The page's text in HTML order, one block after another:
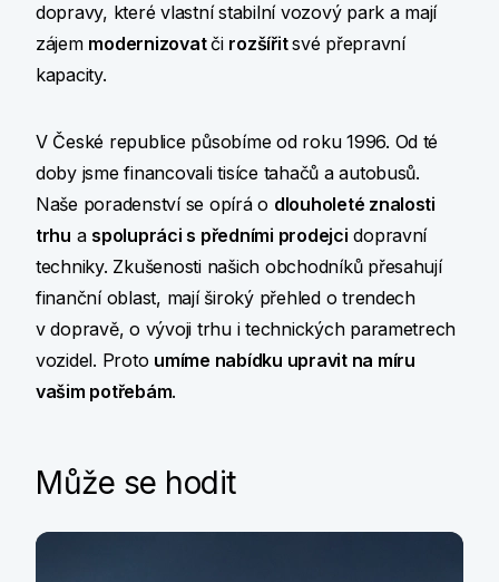
dopravy, které vlastní stabilní vozový park a mají
zájem modernizovatči rozšířitsvé přepravní
kapacity.
V České republice působíme od roku 1996. Od té
doby jsme financovali tisíce tahačů a autobusů.
Naše poradenství se opírá o dlouholeté znalosti
trhu aspolupráci s předními prodejci dopravní
techniky. Zkušenosti našich obchodníků přesahují
finanční oblast, mají široký přehled o trendech
v dopravě, o vývoji trhu i technických parametrech
vozidel. Proto umíme nabídku upravit na míru
vašim potřebám.
Může se hodit